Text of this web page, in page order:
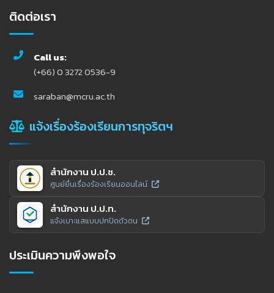
ติดต่อเรา
Call us:
(+66) 0 3272 0536-9
saraban@mcru.ac.th
แจ้งเรื่องร้องเรียนการทุจริตฯ
สำนักงาน ป.ป.ช.
ศูนย์ยื่นเรื่องร้องเรียนออนไลน์
สำนักงาน ป.ป.ท.
แจ้งเบาะแสแบบปกปิดตัวตน
ประเมินความพึงพอใจ